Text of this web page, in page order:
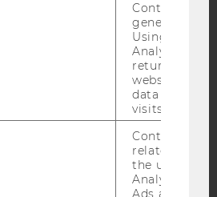
Blog
Bluesky
Contains a
generated
Using this
Analytics can
returning
website and
data from
visits.
Contains
related
the user. If
Analytics and
Ads accounts